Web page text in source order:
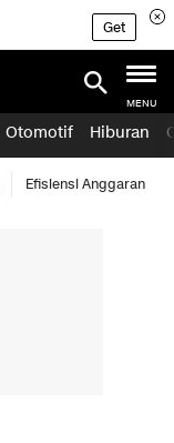
Get
MENU
Otomotif Hiburan
Efisiensi Anggaran